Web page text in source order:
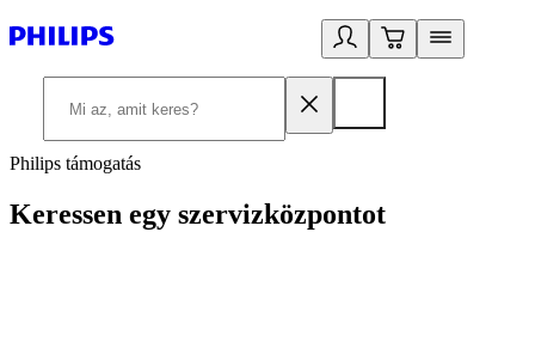
Philips támogatás
Keressen egy szervizközpontot